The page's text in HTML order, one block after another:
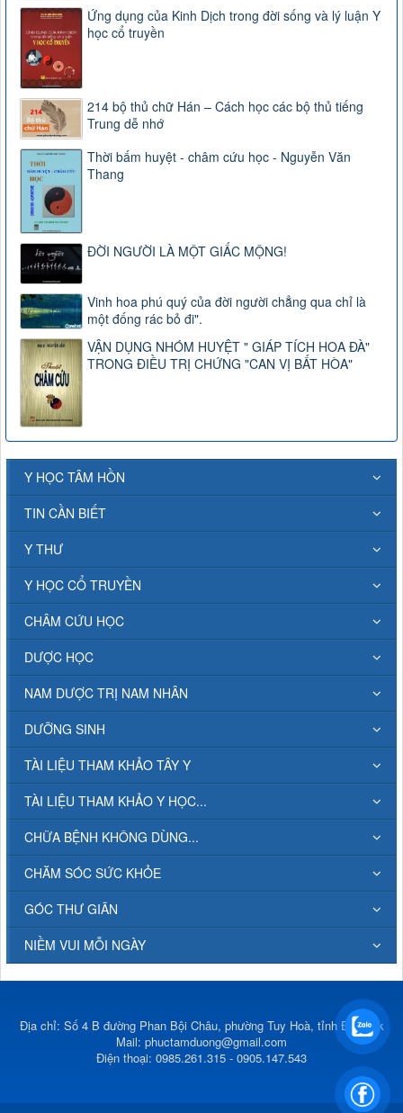
Ứng dụng của Kinh Dịch trong đời sống và lý luận Y
học cổ truyền
214 bộ thủ chữ Hán – Cách học các bộ thủ tiếng
Trung dễ nhớ
Thời bấm huyệt - châm cứu học - Nguyễn Văn
Thang
ĐỜI NGƯỜI LÀ MỘT GIẤC MỘNG!
Vinh hoa phú quý của đời người chẳng qua chỉ là
một đống rác bỏ đi".
VẬN DỤNG NHÓM HUYỆT " GIÁP TÍCH HOA ĐÀ"
TRONG ĐIỀU TRỊ CHỨNG "CAN VỊ BẤT HÒA"
Y HỌC TÂM HỒN
TIN CẦN BIẾT
Y THƯ
Y HỌC CỔ TRUYỀN
CHÂM CỨU HỌC
DƯỢC HỌC
NAM DƯỢC TRỊ NAM NHÂN
DƯỠNG SINH
TÀI LIỆU THAM KHẢO TÂY Y
TÀI LIỆU THAM KHẢO Y HỌC...
CHỮA BỆNH KHÔNG DÙNG...
CHĂM SÓC SỨC KHỎE
GÓC THƯ GIÃN
NIỀM VUI MỖI NGÀY
Địa chỉ: Số 4 B đường Phan Bội Châu, phường Tuy Hoà, tỉnh Đắk Lắk
Mail: phuctamduong@gmail.com
Điện thoại: 0985.261.315 - 0905.147.543